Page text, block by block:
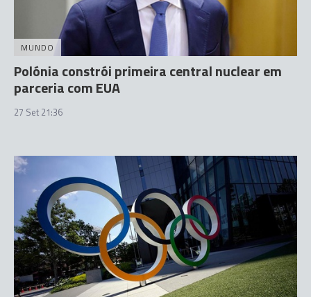
MUNDO
Polónia constrói primeira central nuclear em
parceria com EUA
27 Set 21:36